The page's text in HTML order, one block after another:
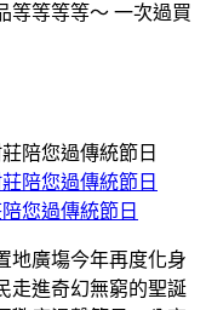
等等等等～ 一次過買
您過傳統節日
地廣塲今年再度化身
走進奇幻無窮的聖誕